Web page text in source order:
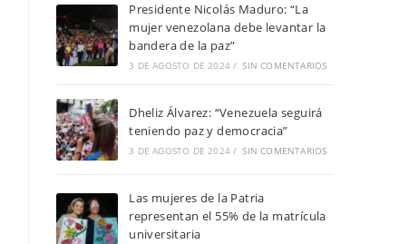
Presidente Nicolás Maduro: “La
mujer venezolana debe levantar la
bandera de la paz”
3 DE AGOSTO DE 2024 / SIN COMENTARIOS
Dheliz Álvarez: “Venezuela seguirá
teniendo paz y democracia”
3 DE AGOSTO DE 2024 / SIN COMENTARIOS
Las mujeres de la Patria
representan el 55% de la matrícula
universitaria